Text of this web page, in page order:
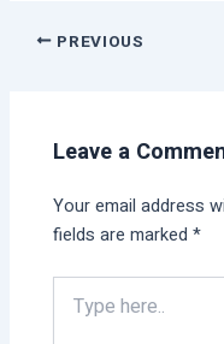
PREVIOUS
Leave a
Your email address
fields are marked*
here..